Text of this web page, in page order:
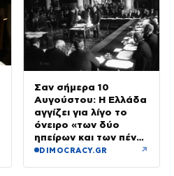
Σαν σήμερα 10
Αυγούστου: Η Ελλάδα
αγγίζει για λίγο το
όνειρο «των δύο
ηπείρων και των πέντε
θαλασσών»
DIMOCRACY.GR ↗